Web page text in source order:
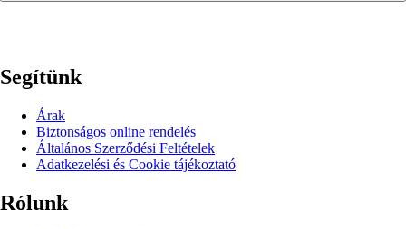
Segítünk
Árak
Biztonságos online rendelés
Általános Szerződési Feltételek
Adatkezelési és Cookie tájékoztató
Rólunk